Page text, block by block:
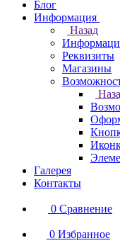
Блог
Информация
Назад
Реквизиты
Магазины
Галерея
Контакты
0 Сравнение
0 Избранное